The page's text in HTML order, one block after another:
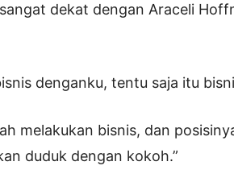
dekat dengan Araceli
denganku, tentu saja itu
melakukan bisnis, dan
duduk dengan kokoh.”